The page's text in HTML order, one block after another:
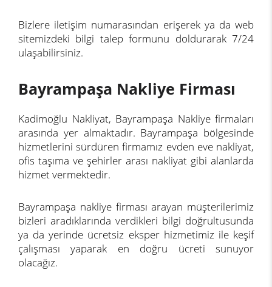
Bizlere iletişim numarasından erişerek ya da web
sitemizdeki bilgi talep formunu doldurarak 7/24
ulaşabilirsiniz.
Bayrampaşa Nakliye Firması
Kadimoğlu Nakliyat, Bayrampaşa Nakliye firmaları
arasında yer almaktadır. Bayrampaşa bölgesinde
hizmetlerini sürdüren firmamız evden eve nakliyat,
ofis taşıma ve şehirler arası nakliyat gibi alanlarda
hizmet vermektedir.
Bayrampaşa nakliye firması arayan müşterilerimiz
bizleri aradıklarında verdikleri bilgi doğrultusunda
ya da yerinde ücretsiz eksper hizmetimiz ile keşif
çalışması yaparak en doğru ücreti sunuyor
olacağız.